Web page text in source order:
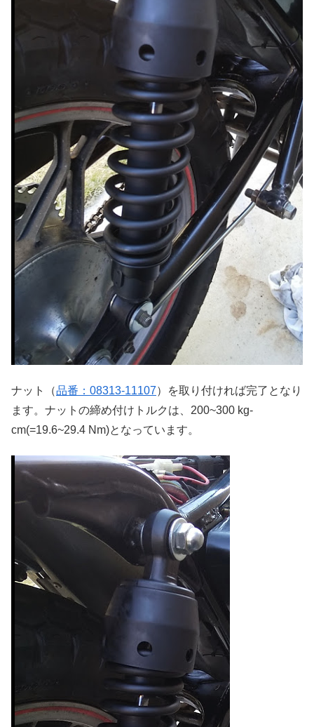
ナット（品番：08313-11107）を取り付ければ完了となり
ます。ナットの締め付けトルクは、200~300 kg-
cm(=19.6~29.4 Nm)となっています。